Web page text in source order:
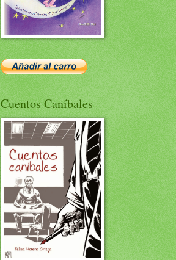
Cuentos Caníbales